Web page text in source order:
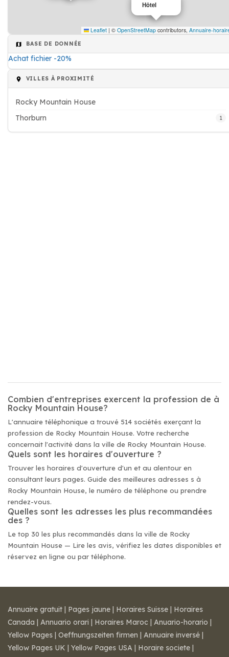
Hôtel
Leaflet | © OpenStreetMap contributors, Annuaire-
BASE DE DONNÉE
Achat fichier -20%
VILLES À PROXIMITÉ
Rocky Mountain House
Thorburn
1
Combien d'entreprises exercent la profession de à
Rocky Mountain House?
L'annuaire téléphonique a trouvé 514 sociétés exerçant la
profession de Rocky Mountain House. Votre recherche
concernait l'activité dans la ville de Rocky Mountain House.
Quels sont les horaires d'ouverture ?
Trouver les horaires d'ouverture d'un et au alentour en
consultant leurs pages. Guide des meilleures adresses s à
Rocky Mountain House, le numéro de téléphone ou prendre
rendez-vous.
Quelles sont les adresses les plus recommandées
des ?
Le top 30 les plus recommandés dans la ville de Rocky
Mountain House — Lire les avis, vérifiez les dates disponibles et
réservez en ligne ou par téléphone.
Annuaire gratuit | Pages jaune | Horaires Suisse | Horaires
Canada | Annuario orari | Horaires Maroc | Anuario-horario |
Yellow Pages | Oeffnungszeiten firmen | Annuaire inversé |
Yellow Pages UK | Yellow Pages USA | Horaire societe |